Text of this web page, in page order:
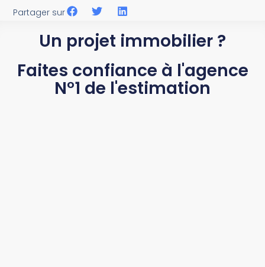
Partager sur
Un projet immobilier ?
Faites confiance à l'agence
N°1 de l'estimation